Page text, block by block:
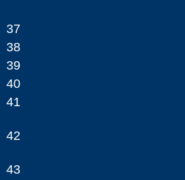
37
38
39
40
41
42
43